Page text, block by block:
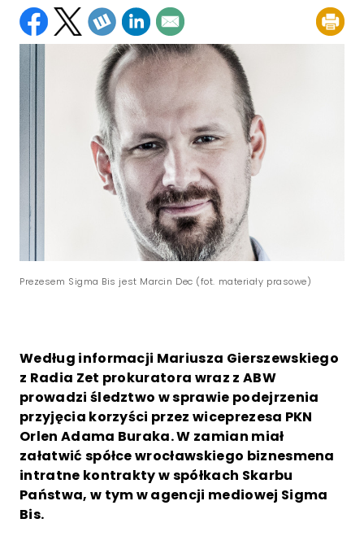
Prezesem Sigma Bis jest Marcin Dec (fot. materiały prasowe)
Według informacji Mariusza Gierszewskiego
z Radia Zet prokuratora wraz z ABW
prowadzi śledztwo w sprawie podejrzenia
przyjęcia korzyści przez wiceprezesa PKN
Orlen Adama Buraka. W zamian miał
załatwić spółce wrocławskiego biznesmena
intratne kontrakty w spółkach Skarbu
Państwa, w tym w agencji mediowej Sigma
Bis.